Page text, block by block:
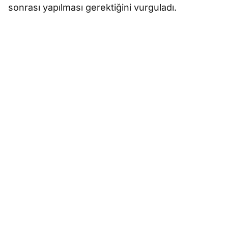
sonrası yapılması gerektiğini vurguladı.